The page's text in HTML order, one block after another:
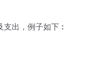
出，例子如下︰